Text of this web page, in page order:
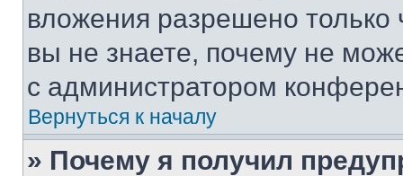
вложения разрешено
вы не знаете, почему не
с администратором
Вернуться к началу
» Почему я получил